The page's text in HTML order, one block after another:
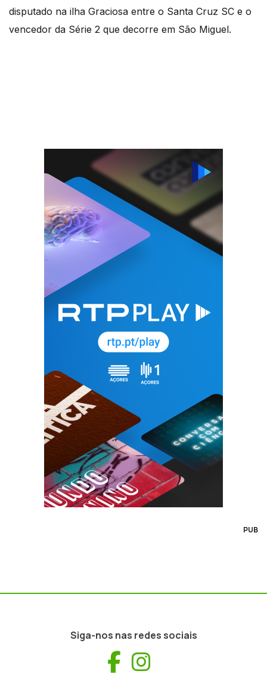
disputado na ilha Graciosa entre o Santa Cruz SC e o
vencedor da Série 2 que decorre em São Miguel.
PUB
Siga-nos nas redes sociais
Facebook